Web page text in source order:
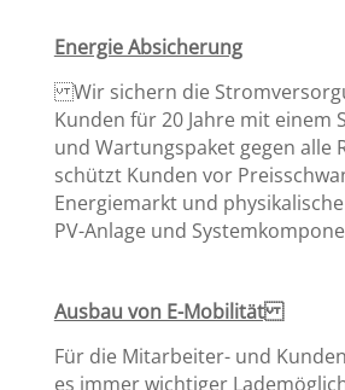
Energie Absicherung
Wir sichern die
Kunden für 20 Jahre mit einem
und Wartungspaket gegen alle
schützt Kunden vor
Energiemarkt und
PV-Anlage und
Ausbau von E-Mobilität
Für die Mitarbeiter- und
es immer wichtiger